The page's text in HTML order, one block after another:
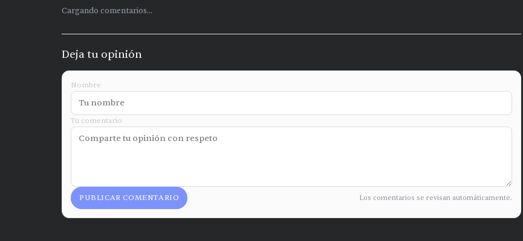
Cargando comentarios...
Deja tu opinión
Nombre
Tu comentario
PUBLICAR COMENTARIO Los comentarios se revisan automáticamente.